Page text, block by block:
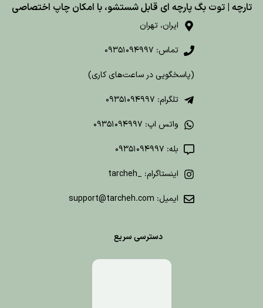
تارچه | توت بگ پارچه ای قابل شستشو، با امکان چاپ اختصاصی
ایران، تهران
تماس: 09351094997
(پاسخگویی در ساعت‌های کاری)
تلگرام: 09351094997
واتس اپ: 09351094997
بله: 09351094997
اینستاگرام: _tarcheh
ایمیل: support@tarcheh.com
دسترسی سریع